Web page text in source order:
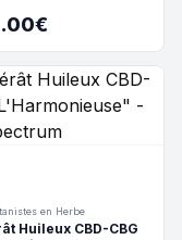
en Herbe
Huileux CBD-CBG